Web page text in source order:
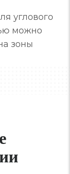
углового
можно
зоны